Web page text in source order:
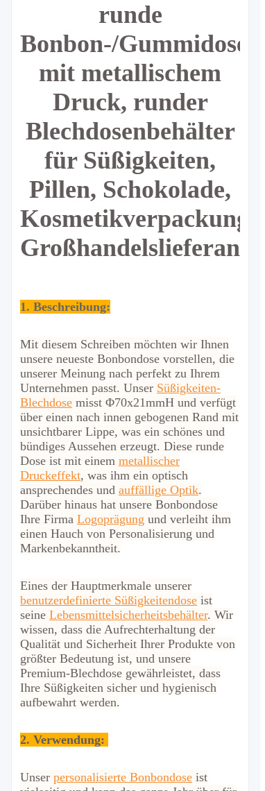
runde
Bonbon-/Gummidose
mit metallischem
Druck, runder
Blechdosenbehälter
für Süßigkeiten,
Pillen, Schokolade,
Großhandelslieferant
1. Beschreibung:
Mit diesem Schreiben möchten wir Ihnen
unsere neueste Bonbondose vorstellen, die
unserer Meinung nach perfekt zu Ihrem
Unternehmen passt. Unser Süßigkeiten-
Blechdose misst Φ70x21mmH und verfügt
über einen nach innen gebogenen Rand mit
unsichtbarer Lippe, was ein schönes und
bündiges Aussehen erzeugt. Diese runde
Dose ist mit einem metallischer
Druckeffekt, was ihm ein optisch
ansprechendes und auffällige Optik.
Darüber hinaus hat unsere Bonbondose
Ihre Firma Logoprägung und verleiht ihm
einen Hauch von Personalisierung und
Markenbekanntheit.
Eines der Hauptmerkmale unserer
benutzerdefinierte Süßigkeitendose ist
seine Lebensmittelsicherheitsbehälter. Wir
wissen, dass die Aufrechterhaltung der
Qualität und Sicherheit Ihrer Produkte von
größter Bedeutung ist, und unsere
Premium-Blechdose gewährleistet, dass
Ihre Süßigkeiten sicher und hygienisch
aufbewahrt werden.
2. Verwendung:
Unser personalisierte Bonbondose ist